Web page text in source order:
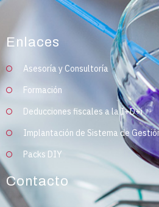
Enlaces
Asesoría y Consultoría
Formación
Deducciones fiscales a la I+D+i
Implantación de Sistema de
Packs DIY
Contacto